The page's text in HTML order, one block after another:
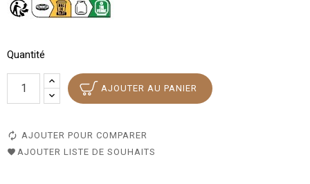
Quantité
AJOUTER AU PANIER
AJOUTER POUR COMPARER
AJOUTER LISTE DE SOUHAITS